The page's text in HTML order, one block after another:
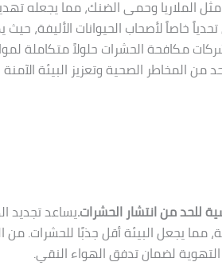
الملاريا وحمى الضنك، مما يجعله
خاصاً لأصحاب الحيوانات الأليفة،
مكافحة الحشرات حلولاً متكاملة
المخاطر الصحية وتعزيز البيئة الآمنة
للحد من انتشار الحشرات.يساعد تجديد
مما يجعل البيئة أقل جذبًا للحشرات. من
التهوية لضمان تدفق الهواء النقي.